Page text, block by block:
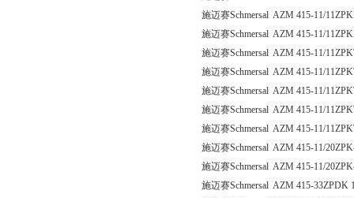
施迈赛Schmersal AZM 415-11/
施迈赛Schmersal AZM 415-11/
施迈赛Schmersal AZM 415-11/
施迈赛Schmersal AZM 415-11/
施迈赛Schmersal AZM 415-11/
施迈赛Schmersal AZM 415-11/
施迈赛Schmersal AZM 415-11/
施迈赛Schmersal AZM 415-11/
施迈赛Schmersal AZM 415-11/
施迈赛Schmersal AZM 415-33ZPDK